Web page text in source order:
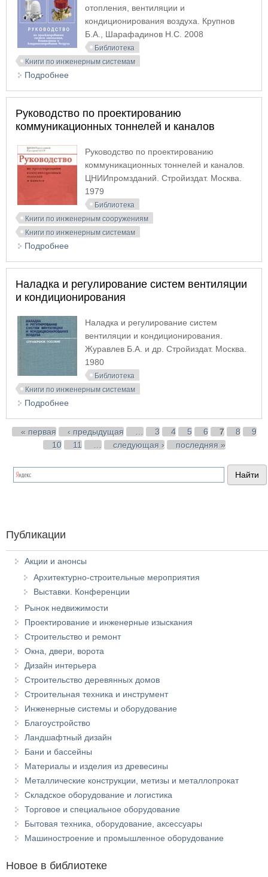
отопления, вентиляции и
кондиционирования воздуха. Крупнов
Б.А., Шарафадинов Н.С. 2008
Библиотека
Книги по инженерным системам
Подробнее
Руководство по проектированию
коммуникационных тоннелей и каналов
Руководство по проектированию
коммуникационных тоннелей и каналов.
ЦНИИпромзданий. Стройиздат. Москва.
1979
Библиотека
Книги по инженерным сооружениям
Книги по инженерным системам
Подробнее
Наладка и регулирование систем вентиляции
и кондиционирования
Наладка и регулирование систем
вентиляции и кондиционирования.
Журавлев Б.А. и др. Стройиздат. Москва.
1980
Библиотека
Книги по инженерным системам
Подробнее
Страницы
« первая ‹ предыдущая 3 4 5 6 7 8
9
10
11 следующая › последняя »
Публикации
Акции и анонсы
Архитектурно-строительные мероприятия
Выставки. Конференции
Рынок недвижимости
Проектирование и инженерные изыскания
Строительство и ремонт
Окна, двери, ворота
Дизайн интерьера
Строительство деревянных домов
Строительная техника и инструмент
Инженерные системы и оборудование
Благоустройство
Ландшафтный дизайн
Бани и бассейны
Материалы и изделия из древесины
Металлические конструкции, метизы и металлопрокат
Складское оборудование и логистика
Торговое и специальное оборудование
Бытовая техника, оборудование, аксессуары
Машиностроение и промышленное оборудование
Новое в библиотеке